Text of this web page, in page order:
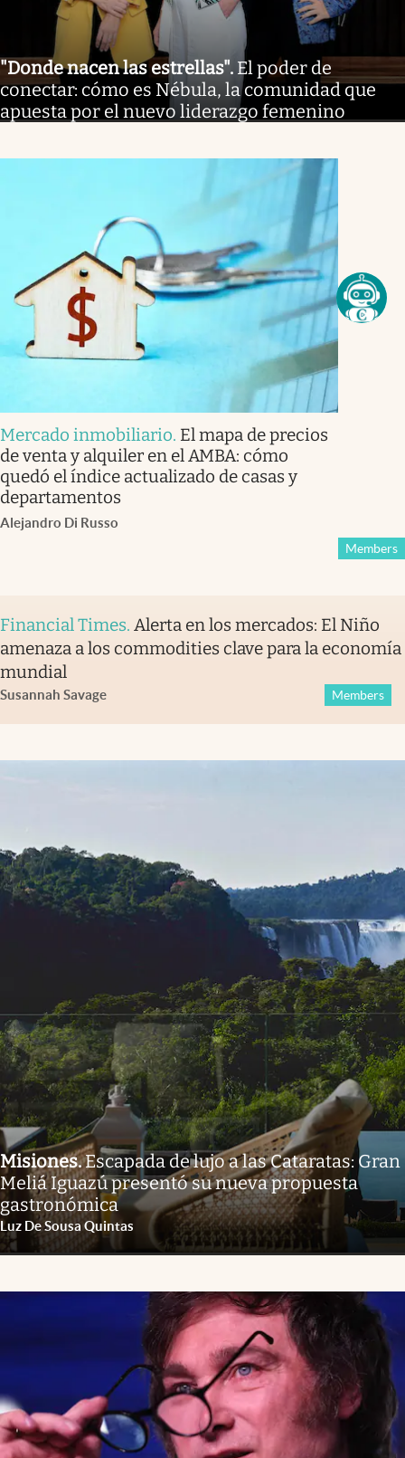
"Donde nacen las estrellas". El poder de
conectar: cómo es Nébula, la comunidad que
apuesta por el nuevo liderazgo femenino
Mercado inmobiliario. El mapa de precios
de venta y alquiler en el AMBA: cómo
quedó el índice actualizado de casas y
departamentos
Alejandro Di Russo
Members
Financial Times. Alerta en los mercados: El Niño
amenaza a los commodities clave para la economía
mundial
Susannah Savage Members
Misiones.Escapada de lujo a las Cataratas: Gran
Meliá Iguazú presentó su nueva propuesta
gastronómica
Luz De Sousa Quintas